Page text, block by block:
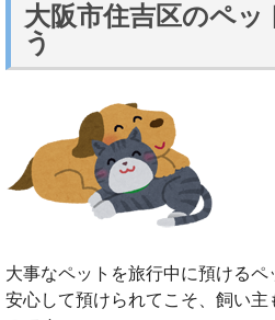
大阪市住吉区のペッ
う
大事なペットを旅行中に預けるペ
安心して預けられてこそ、飼い